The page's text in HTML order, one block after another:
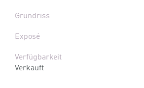
Grundriss
Exposé
Verfügbarkeit
Verkauft